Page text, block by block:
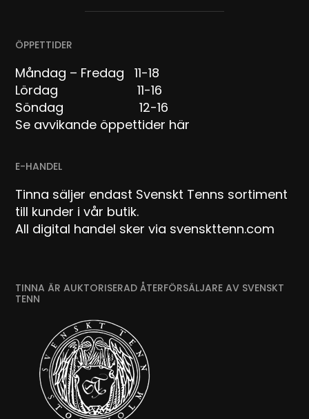
ÖPPETTIDER
Måndag – Fredag 11-18
Lördag 11-16
Söndag 12-16
Se avvikande öppettider här
E-HANDEL
Tinna säljer endast Svenskt Tenns sortiment
till kunder i vår butik.
All digital handel sker via svenskttenn.com
TINNA ÄR AUKTORISERAD ÅTERFÖRSÄLJARE AV SVENSKT
TENN